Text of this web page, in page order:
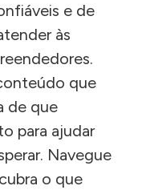
e de
às
que
de que
para ajudar
Navegue
o que